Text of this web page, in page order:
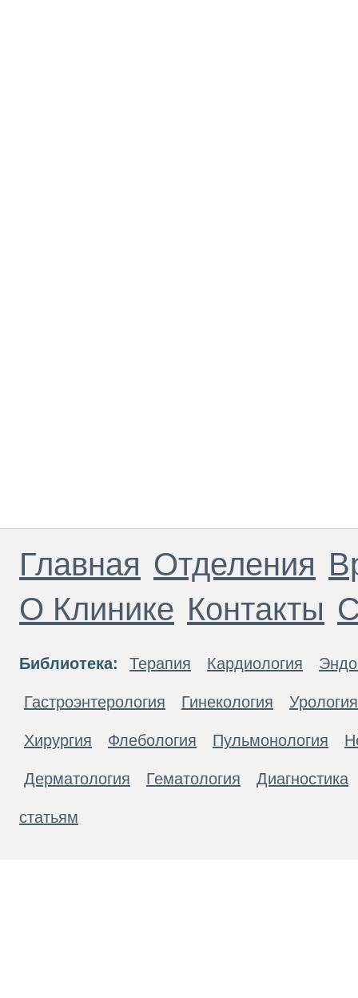
Главная Отделения
О Клинике Контакты
Библиотека: Терапия Кардиология
Гастроэнтерология Гинекология Урология
Хирургия Флебология Пульмонология
Дерматология Гематология Диагностика
статьям